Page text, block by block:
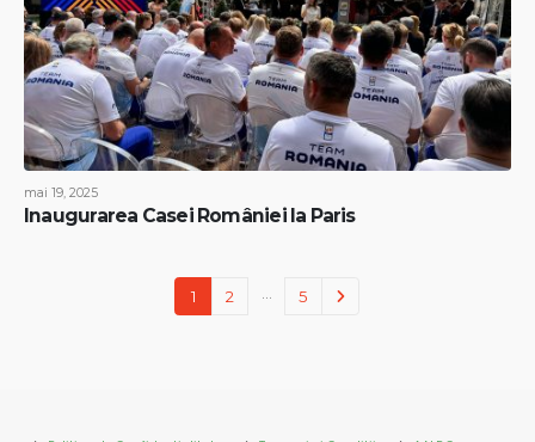
mai 19, 2025
Inaugurarea Casei României la Paris
1 2 5